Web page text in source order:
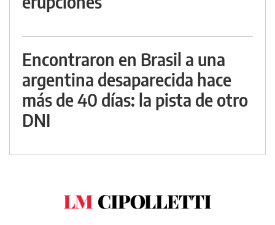
Encontraron en Brasil a una
argentina desaparecida hace
más de 40 días: la pista de otro
DNI